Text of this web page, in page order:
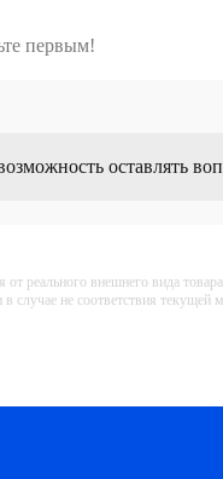
первым!
оставлять
от реального внешнего вида
случае не соответствия